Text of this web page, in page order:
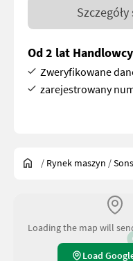
Od 2 lat
Zweryfikowane
zarejestrowany
/ Rynek maszyn /
Loading the map will
Load